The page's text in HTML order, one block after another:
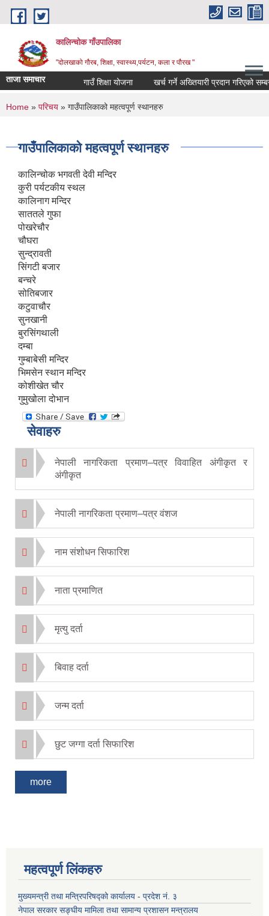
Skip to main content
कालिन्चोक गाँउपालिका
"दोलखाको गौरब, शिक्षा, स्वास्थ्य,पर्यटन, कला र पौरख "
ताजा समाचार गाउँ शिक्षा योजना खर्च गर्ने अख्तियारी प्रदान गरिएको
You are here
Home » परिचय » गाउँपालिकाको महत्वपूर्ण स्थानहरु
गाउँपालिकाको महत्वपूर्ण स्थानहरु
कालिन्चोक भगवती देवी मन्दिर
कुरी पर्यटकीय स्थल
कालिनाग मन्दिर
साततले गुफा
पोखरेचौर
चौघरा
सुन्द्रावती
सिंगटी बजार
बन्चरे
सोतिबजार
कटुवाचौर
सुनखानी
बुरसिंगथाली
दम्बा
गुम्बाबेसी मन्दिर
भिमसेन स्थान मन्दिर
कोशीखेत चौर
गुमुखोला दोभान
सेवाहरु
नेपाली नागरिकता प्रमाण–पत्र विवाहित अंगीकृत र
अंगीकृत
नेपाली नागरिकता प्रमाण–पत्र वंशज
नाम संशोधन सिफारिश
नाता प्रमाणित
मृत्यु दर्ता
बिवाह दर्ता
जन्म दर्ता
छुट जग्गा दर्ता सिफारिश
more
महत्वपूर्ण लिंकहरु
मुख्यमन्त्री तथा मन्त्रिपरिषद्को कार्यालय - प्रदेश नं. ३
नेपाल सरकार सङ्घीय मामिला तथा सामान्य प्रशासन मन्त्रालय